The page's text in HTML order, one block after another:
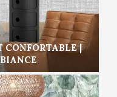
CONFORTABLE |